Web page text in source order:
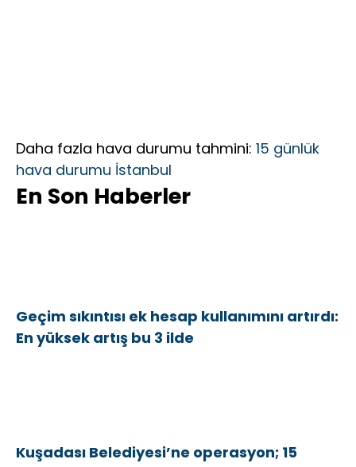
Daha fazla hava durumu tahmini: 15 günlük
hava durumu İstanbul
En Son Haberler
Geçim sıkıntısı ek hesap kullanımını artırdı:
En yüksek artış bu 3 ilde
Kuşadası Belediyesi’ne operasyon; 15